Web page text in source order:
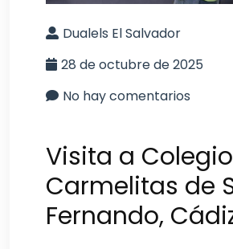
Dualels El Salvador
28 de octubre de 2025
No hay comentarios
Visita a Colegio
Carmelitas de
Fernando,